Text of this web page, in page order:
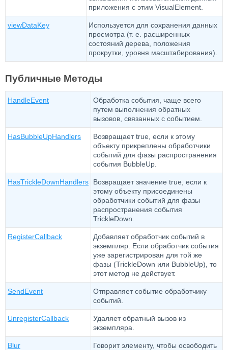
приложения с этим VisualElement.
viewDataKey
Используется для сохранения данных
просмотра (т. е. расширенных
состояний дерева, положения
прокрутки, уровня масштабирования).
Публичные Методы
HandleEvent
Обработка события, чаще всего
путем выполнения обратных
вызовов, связанных с событием.
HasBubbleUpHandlers
Возвращает true, если к этому
объекту прикреплены обработчики
событий для фазы распространения
события BubbleUp.
HasTrickleDownHandlers
Возвращает значение true, если к
этому объекту присоединены
обработчики событий для фазы
распространения события
TrickleDown.
RegisterCallback
Добавляет обработчик событий в
экземпляр. Если обработчик события
уже зарегистрирован для той же
фазы (TrickleDown или BubbleUp), то
этот метод не действует.
SendEvent
Отправляет событие обработчику
событий.
UnregisterCallback
Удаляет обратный вызов из
экземпляра.
Blur
Говорит элементу, чтобы освободить